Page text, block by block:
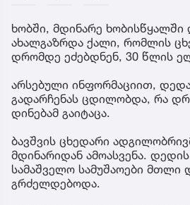
ხობში, მდინარე
ახალგაზრდა ქალი, რომლის
დრომდე ეძებდნენ, 30 წლის
არსებული ინფორმაციით,
გადარჩენას ცდილობდა, რა
დინებამ გაიტაცა.
ბავშვის ცხედარი
მდინარიდან ამოასვენა.
სამაშველო სამუშაოები მთლი
გრძელდებოდა.